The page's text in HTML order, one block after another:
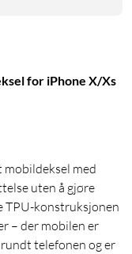
for iPhone X/Xs
mobildeksel med
uten å gjøre
TPU-konstruksjonen
– der mobilen er
telefonen og er